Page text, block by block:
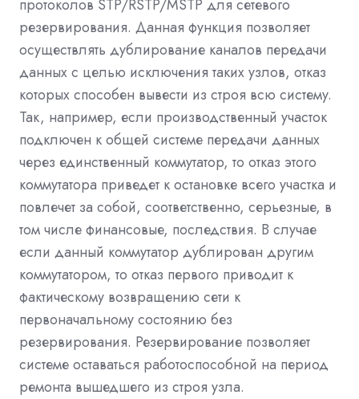
протоколов STP/RSTP/MSTP для сетевого
резервирования. Данная функция позволяет
осуществлять дублирование каналов передачи
данных с целью исключения таких узлов, отказ
которых способен вывести из строя всю систему.
Так, например, если производственный участок
подключен к общей системе передачи данных
через единственный коммутатор, то отказ этого
коммутатора приведет к остановке всего участка и
повлечет за собой, соответственно, серьезные, в
том числе финансовые, последствия. В случае
если данный коммутатор дублирован другим
коммутатором, то отказ первого приводит к
фактическому возвращению сети к
первоначальному состоянию без
резервирования. Резервирование позволяет
системе оставаться работоспособной на период
ремонта вышедшего из строя узла.